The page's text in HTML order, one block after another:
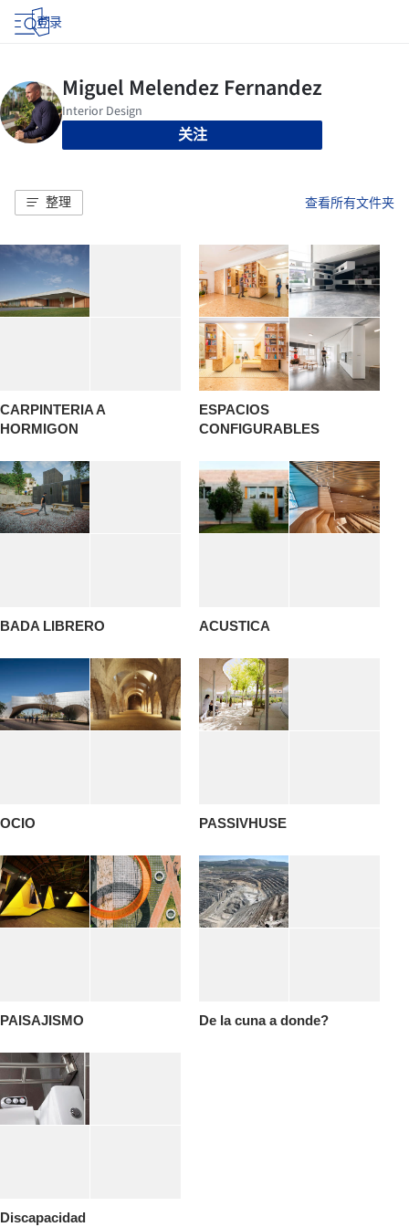
登录
关注
整理 查看所有文件夹
CARPINTERIA A
HORMIGON
ESPACIOS
CONFIGURABLES
BADA LIBRERO ACUSTICA
OCIO PASSIVHUSE
PAISAJISMO De la cuna a donde?
Discapacidad